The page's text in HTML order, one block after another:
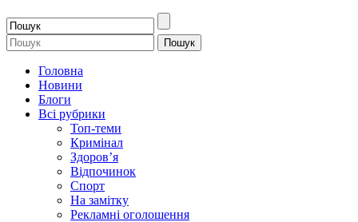
Головна
Новини
Блоги
Всі рубрики
Топ-теми
Кримінал
Здоров’я
Відпочинок
Спорт
На замітку
Рекламні оголошення